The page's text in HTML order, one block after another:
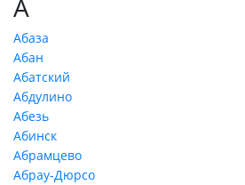
А
Абаза
Абан
Абатский
Абдулино
Абезь
Абинск
Абрамцево
Абрау-Дюрсо